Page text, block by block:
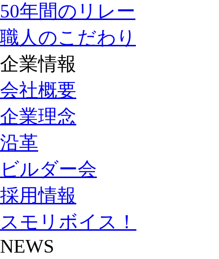
50年間のリレー
職人のこだわり
企業情報
会社概要
企業理念
沿革
ビルダー会
採用情報
スモリボイス！
NEWS